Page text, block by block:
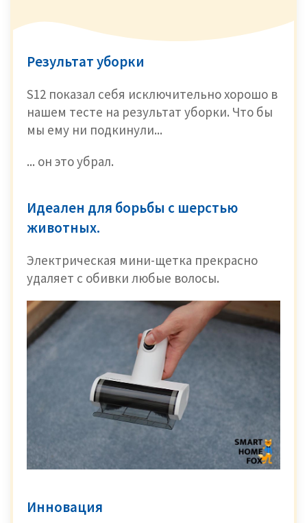
Результат уборки
S12 показал себя исключительно хорошо в
нашем тесте на результат уборки. Что бы
мы ему ни подкинули...
... он это убрал.
Идеален для борьбы с шерстью
животных.
Электрическая мини-щетка прекрасно
удаляет с обивки любые волосы.
Инновация